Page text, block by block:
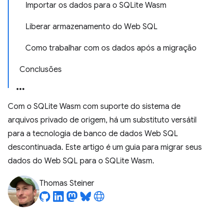
Importar os dados para o SQLite Wasm
Liberar armazenamento do Web SQL
Como trabalhar com os dados após a migração
Conclusões
Com o SQLite Wasm com suporte do sistema de
arquivos privado de origem, há um substituto versátil
para a tecnologia de banco de dados Web SQL
descontinuada. Este artigo é um guia para migrar seus
dados do Web SQL para o SQLite Wasm.
Thomas Steiner